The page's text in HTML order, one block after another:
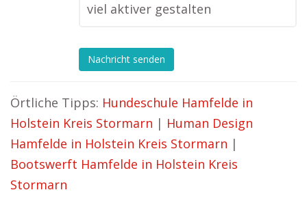
viel aktiver gestalten
Nachricht senden
Örtliche Tipps: Hundeschule Hamfelde in
Holstein Kreis Stormarn | Human Design
Hamfelde in Holstein Kreis Stormarn |
Bootswerft Hamfelde in Holstein Kreis
Stormarn